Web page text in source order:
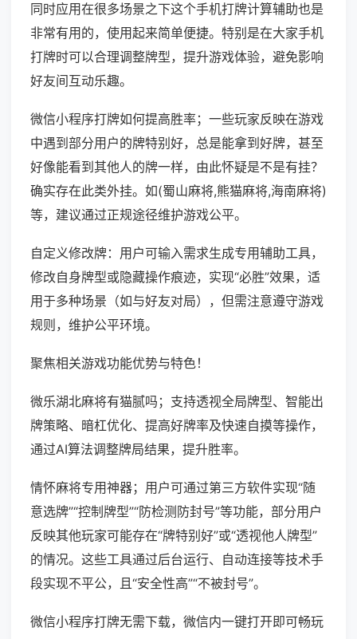
同时应用在很多场景之下这个手机打牌计算辅助也是
非常有用的，使用起来简单便捷。特别是在大家手机
打牌时可以合理调整牌型，提升游戏体验，避免影响
好友间互动乐趣。
微信小程序打牌如何提高胜率；一些玩家反映在游戏
中遇到部分用户的牌特别好，总是能拿到好牌，甚至
好像能看到其他人的牌一样，由此怀疑是不是有挂？
确实存在此类外挂。如(蜀山麻将,熊猫麻将,海南麻将)
等，建议通过正规途径维护游戏公平。
自定义修改牌：用户可输入需求生成专用辅助工具，
修改自身牌型或隐藏操作痕迹，实现“必胜”效果，适
用于多种场景（如与好友对局），但需注意遵守游戏
规则，维护公平环境。
聚焦相关游戏功能优势与特色！
微乐湖北麻将有猫腻吗；支持透视全局牌型、智能出
牌策略、暗杠优化、提高好牌率及快速自摸等操作，
通过AI算法调整牌局结果，提升胜率。
情怀麻将专用神器；用户可通过第三方软件实现“随
意选牌”“控制牌型”“防检测防封号”等功能，部分用户
反映其他玩家可能存在“牌特别好”或“透视他人牌型”
的情况。这些工具通过后台运行、自动连接等技术手
段实现不平公，且“安全性高”“不被封号”。
微信小程序打牌无需下载，微信内一键打开即可畅玩